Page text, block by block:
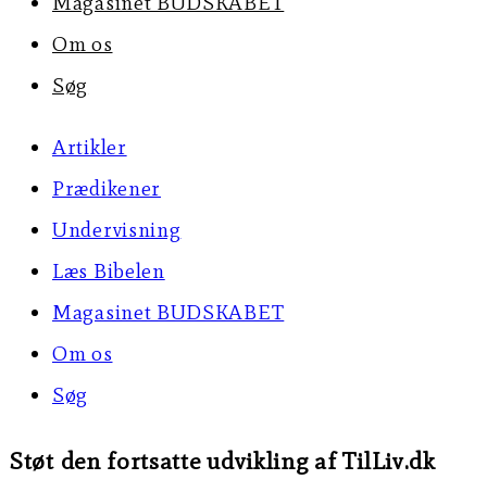
Om os
Søg
Artikler
Prædikener
Undervisning
Læs Bibelen
Magasinet BUDSKABET
Om os
Søg
Støt den fortsatte udvikling af TilLiv.dk